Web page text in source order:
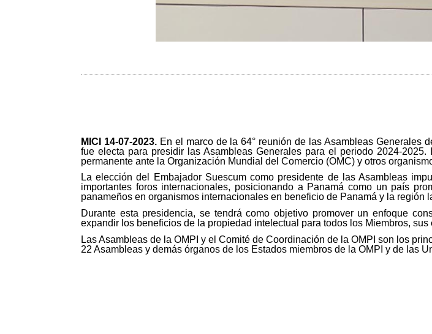
MICI 14-07-2023. En el marco de la 64° reunión de las Asambleas Generales
fue electa para presidir las Asambleas Generales para el periodo 2024-
permanente ante la Organización Mundial del Comercio (OMC) y otros
La elección del Embajador Suescum como presidente de las Asambleas
importantes foros internacionales, posicionando a Panamá como un país
panameños en organismos internacionales en beneficio de Panamá y la región
Durante esta presidencia, se tendrá como objetivo promover un enfoque
expandir los beneficios de la propiedad intelectual para todos los Miembros, sus
Las Asambleas de la OMPI y el Comité de Coordinación de la OMPI son los
22 Asambleas y demás órganos de los Estados miembros de la OMPI y de las